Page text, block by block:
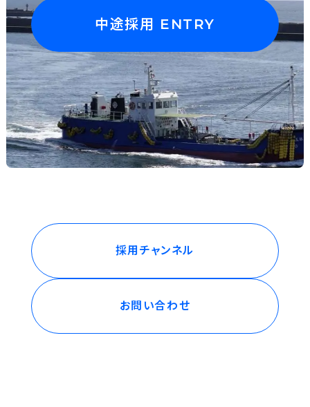
中途採用 ENTRY
採用チャンネル
お問い合わせ